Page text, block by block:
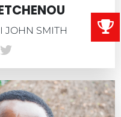
JOHN SMITH